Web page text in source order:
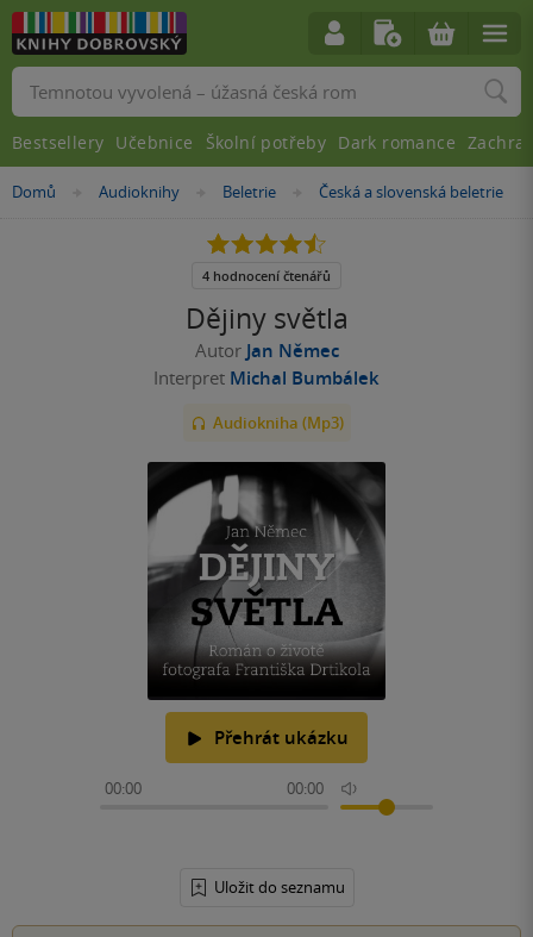
Nacházíte
Domů »Audioknihy »
Beletrie »
Česká a slovenská beletrie
Dějiny světla
Autor Jan Němec
Interpret Michal Bumbálek
Audiokniha (Mp3)
Přehrát ukázku
00:00 00:00
Uložit do seznamu
4.5
5
4 hodnocení čtenářů
Vyhledávání
Bestsellery Učebnice Školní potřeby Dark romance